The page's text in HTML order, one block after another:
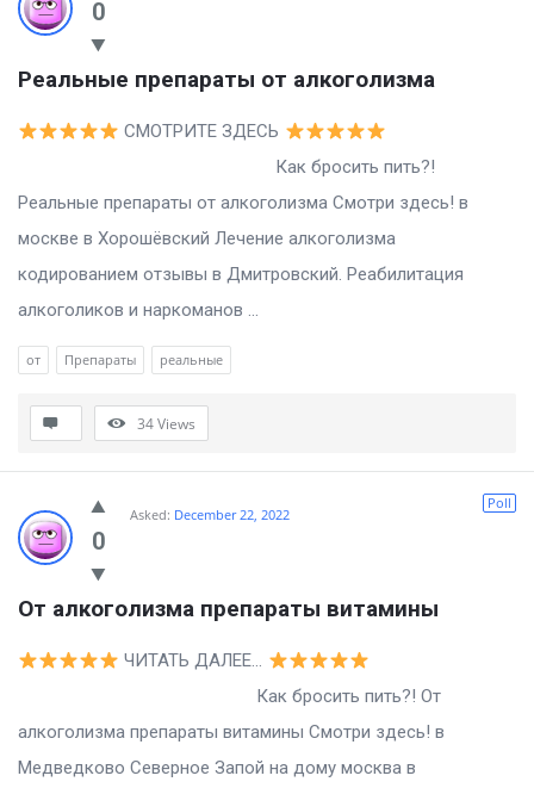
0
Реальные препараты от алкоголизма
СМОТРИТЕ ЗДЕСЬ
Как бросить пить?!
Реальные препараты от алкоголизма Смотри здесь! в
москве в Хорошёвский Лечение алкоголизма
кодированием отзывы в Дмитровский. Реабилитация
алкоголиков и наркоманов ...
от Препараты реальные
34Views
0
Poll
Asked: December 22, 2022
От алкоголизма препараты витамины
ЧИТАТЬ ДАЛЕЕ…
Как бросить пить?! От
алкоголизма препараты витамины Смотри здесь! в
Медведково Северное Запой на дому москва в